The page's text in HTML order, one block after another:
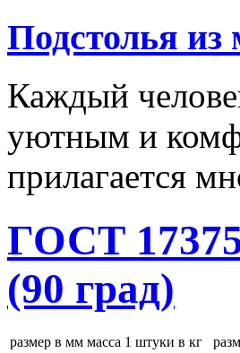
Подстолья из
Каждый
уютным и
прилагается
ГОСТ
(90 град)
размер в мм масса 1 штуки в кг